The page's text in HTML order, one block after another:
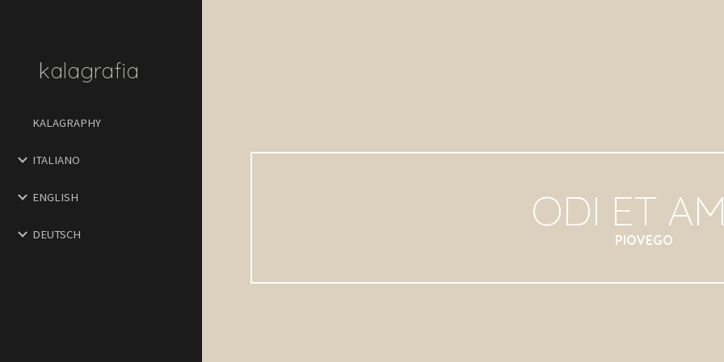
kalagrafia
KALAGRAPHY
ITALIANO
ENGLISH
DEUTSCH ODI ET
PIOVEGO